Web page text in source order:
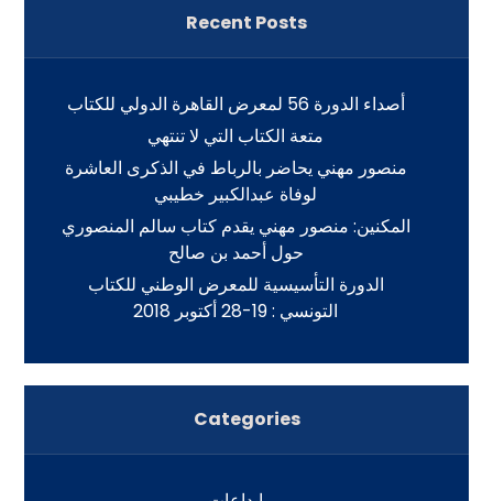
Recent Posts
أصداء الدورة 56 لمعرض القاهرة الدولي للكتاب
متعة الكتاب التي لا تنتهي
منصور مهني يحاضر بالرباط في الذكرى العاشرة
لوفاة عبدالكبير خطيبي
المكنين: منصور مهني يقدم كتاب سالم المنصوري
حول أحمد بن صالح
الدورة التأسيسية للمعرض الوطني للكتاب
التونسي : 19-28 أكتوبر 2018
Categories